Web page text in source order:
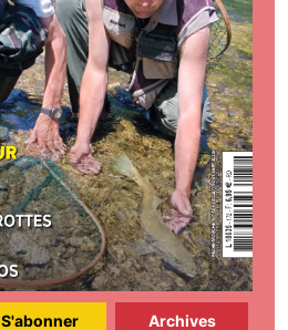
S'abonner Archives